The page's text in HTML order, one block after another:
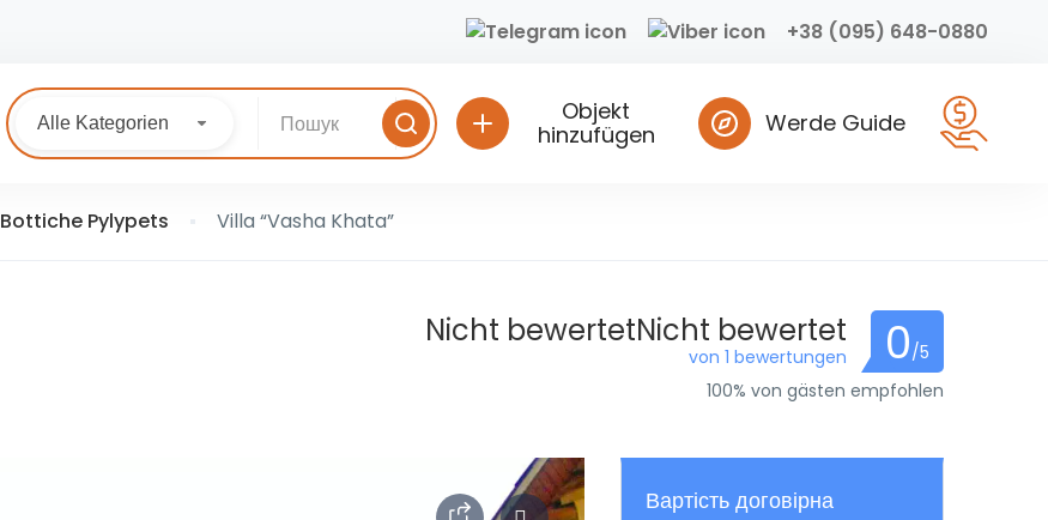
+38 (095) 648-0880
Alle Kategorien
Objekt
hinzufügen
Werde Guide
Bottiche Pylypets Villa “Vasha Khata”
Nicht bewertetNicht bewertet
von 1 bewertungen 0/5
100% von gästen empfohlen
Вартість договірна